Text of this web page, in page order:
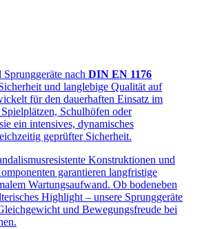
nach DIN EN 1176
und langlebige Qualität auf
für den dauerhaften Einsatz im
Schulhöfen oder
ein intensives, dynamisches
geprüfter Sicherheit.
Konstruktionen und
garantieren langfristige
Wartungsaufwand. Ob bodeneben
Highlight – unsere Sprunggeräte
und Bewegungsfreude bei